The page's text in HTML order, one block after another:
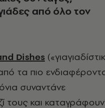
από όλο τον
Dishes
τα πιο
συναντάνε
τους και καταγράφουν